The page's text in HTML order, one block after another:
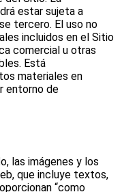
estar sujeta a
tercero. El uso no
incluidos en el Sitio
comercial u otras
Está
materiales en
entorno de
las imágenes y los
que incluye textos,
“como